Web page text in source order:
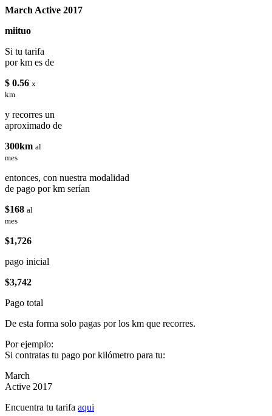
March Active 2017
miituo
Si tu tarifa
por km es de
$ 0.56 x
km
y recorres un
aproximado de
300km al
mes
entonces, con nuestra modalidad
de pago por km serían
$168 al
mes
$1,726
pago inicial
$3,742
Pago total
De esta forma solo pagas por los km que recorres.
Por ejemplo:
Si contratas tu pago por kilómetro para tu:
March
Active 2017
Encuentra tu tarifa aqui